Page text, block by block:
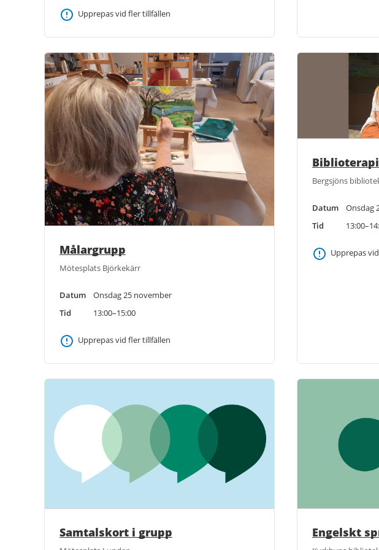
Upprepas vid fler tillfällen
Målargrupp
Mötesplats Björkekärr
Datum
Onsdag 25 november
Tid
13:00–15:00
Upprepas vid fler tillfällen
Biblioterapi
Bergsjöns
Datum
Onsdag
Tid
Upprepas
Samtalskort i grupp Engelskt